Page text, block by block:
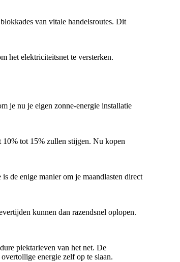
van vitale handelsroutes. Dit
het elektriciteitsnet te versterken.
je nu je eigen zonne-energie installatie
10% tot 15% zullen stijgen. Nu kopen
de enige manier om je maandlasten direct
kunnen dan razendsnel oplopen.
piektarieven van het net. De
energie zelf op te slaan.